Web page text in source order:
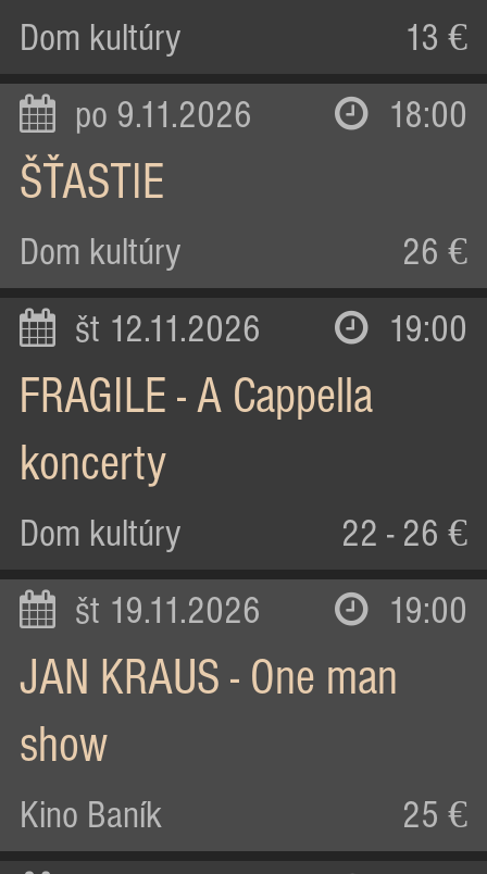
Dom kultúry 13 €
po 9.11.2026 18:00
ŠŤASTIE
Dom kultúry 26 €
št 12.11.2026 19:00
FRAGILE - A Cappella
koncerty
Dom kultúry 22 - 26 €
št 19.11.2026 19:00
JAN KRAUS - One man
show
Kino Baník 25 €